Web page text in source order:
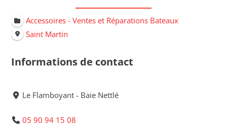
Accessoires - Ventes et Réparations Bateaux
Saint Martin
Informations de contact
Le Flamboyant - Baie Nettlé
05 90 94 15 08